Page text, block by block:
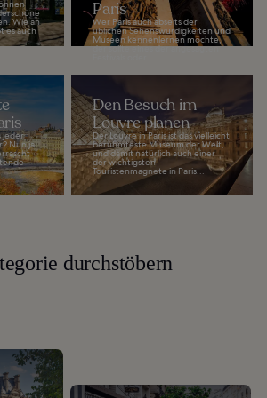
Wie an
es auch
Paris
Wer Paris auch abseits der
üblichen Sehenswürdigkeiten und
Museen kennenlernen möchte,
der sollte eines der angesagten
jeder
Nun ja,
Den Besuch im
Louvre planen
Der Louvre in Paris ist das vielleicht
berühmteste Museum der Welt,
und damit natürlich auch einer
der wichtigsten
Touristenmagnete in Paris...
durchstöbern